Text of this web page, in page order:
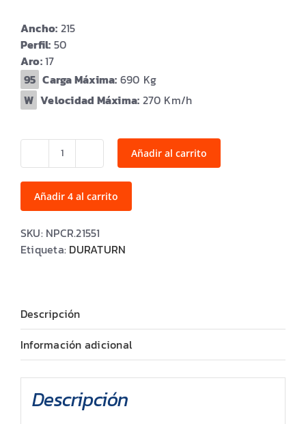
Ancho: 215
Perfil: 50
Aro:17
Carga Máxima: 690
Velocidad Máxima: 270
215/50R17
XL
MOZZO
SPORT
cantidad
Añadir al carrito
Añadir 4 al carrito
SKU: NPCR.21551
Etiqueta: DURATURN
Descripción
Información adicional
Descripción